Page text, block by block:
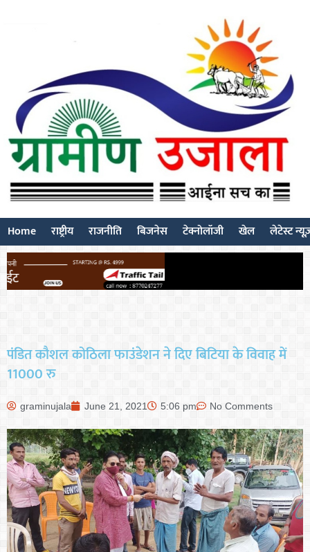
Home राष्ट्रीय राजनीति बिजनेस टेक्नोलॉजी खेल लेटेस्ट
पंडित कौशल कोठिला फाउंडेशन ने दिए बिटिया के विवाह में
11000 रु
graminujala June 21, 2021 5:06 pm No Comments